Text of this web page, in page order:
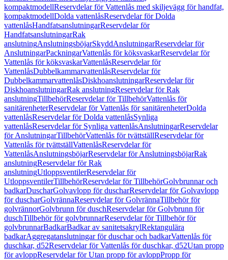
kompaktmodellReservdelar för Vattenlås med skiljevägg för handfat,
kompaktmodellDolda vattenlåsReservdelar för Dolda
vattenlåsHandfatsanslutningarReservdelar för
HandfatsanslutningarRak
anslutningAnslutningsböjarSkyddAnslutningarReservdelar för
AnslutningarPackningarVattenlås för köksvaskarReservdelar för
Vattenlås för köksvaskarVattenlåsReservdelar för
VattenlåsDubbelkammarvattenlåsReservdelar för
DubbelkammarvattenlåsDiskhoanslutningarReservdelar för
DiskhoanslutningarRak anslutningReservdelar för Rak
anslutningTillbehörReservdelar för TillbehörVattenlås för
sanitärenheterReservdelar för Vattenlås för sanitärenheterDolda
vattenlåsReservdelar för Dolda vattenlåsSynliga
vattenlåsReservdelar för Synliga vattenlåsAnslutningarReservdelar
för AnslutningarTillbehörVattenlås för tvättställReservdelar för
Vattenlås för tvättställVattenlåsReservdelar för
VattenlåsAnslutningsböjarReservdelar för AnslutningsböjarRak
anslutningReservdelar för Rak
anslutningUtloppsventilerReservdelar för
UtloppsventilerTillbehörReservdelar för TillbehörGolvbrunnar och
badkarDuscharGolvavlopp för duscharReservdelar för Golvavlopp
för duscharGolvrännaReservdelar för GolvrännaTillbehör för
golvrännorGolvbrunn för duschReservdelar för Golvbrunn för
duschTillbehör för golvbrunnarReservdelar för Tillbehör för
golvbrunnarBadkarBadkar av sanitetsakrylRektangulära
badkarAggregatanslutningar för duschar och badkarVattenlås för
duschkar, d52Reservdelar för Vattenlås för duschkar, d52Utan propp
för avloppReservdelar för Utan propp för avloppPropp för